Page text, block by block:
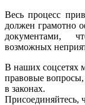
Весь процесс
должен грамотно
документами,
возможных
В наших соцсетях
правовые
в законах.
Присоединяйтесь,